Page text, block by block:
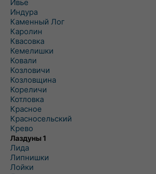
Ивье
Индура
Каменный Лог
Каролин
Квасовка
Кемелишки
Ковали
Козловичи
Козловщина
Кореличи
Котловка
Красное
Красносельский
Крево
Лаздуны 1
Лида
Липнишки
Лойки